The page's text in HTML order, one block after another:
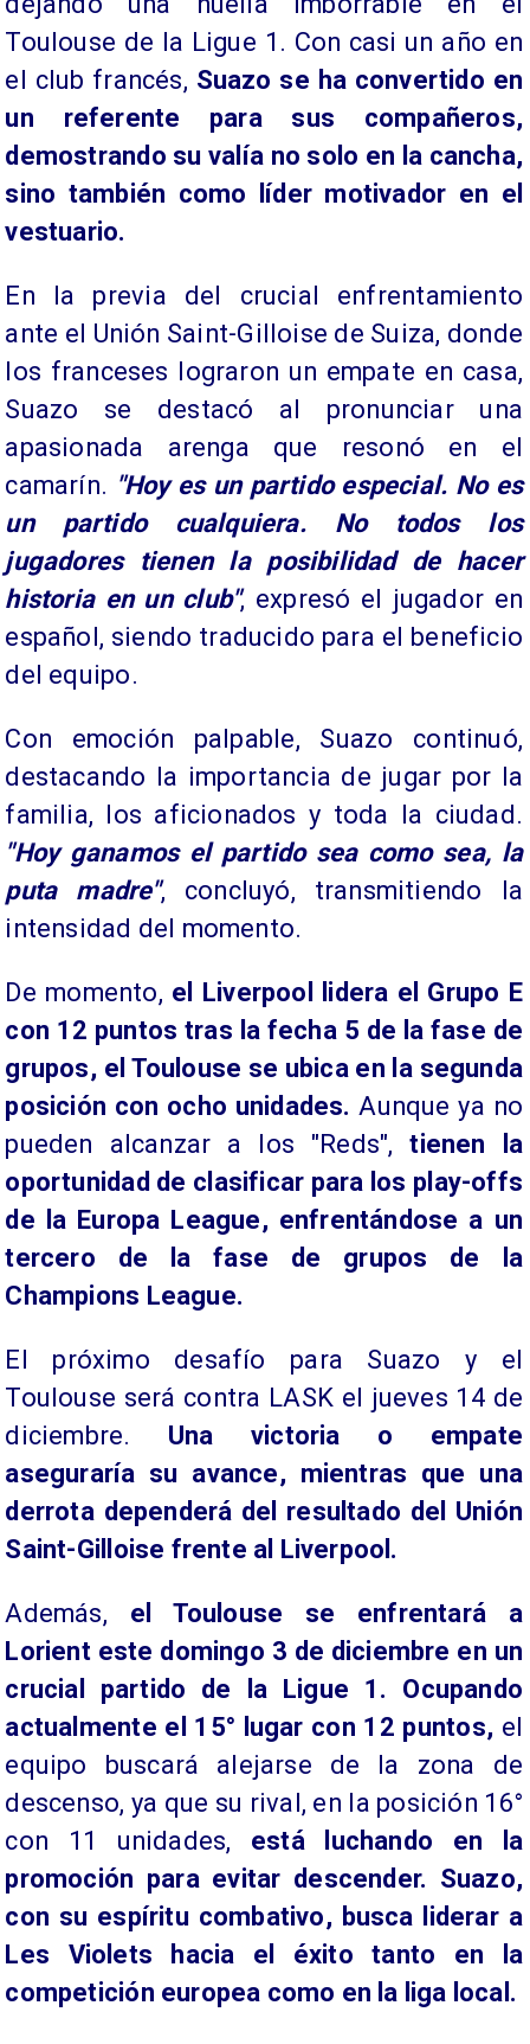
Toulouse de la Ligue 1. Con casi un año en
el club francés, Suazo se ha convertido en
un referente para sus compañeros,
demostrando su valía no solo en la cancha,
sino también como líder motivador en el
vestuario.
En la previa del crucial enfrentamiento
ante el Unión Saint-Gilloise de Suiza, donde
los franceses lograron un empate en casa,
Suazo se destacó al pronunciar una
apasionada arenga que resonó en el
camarín. "Hoy es un partido especial. No es
un partido cualquiera. No todos los
jugadores tienen la posibilidad de hacer
historia en un club", expresó el jugador en
español, siendo traducido para el beneficio
del equipo.
Con emoción palpable, Suazo continuó,
destacando la importancia de jugar por la
familia, los aficionados y toda la ciudad.
"Hoy ganamos el partido sea como sea, la
puta madre", concluyó, transmitiendo la
intensidad del momento.
De momento, el Liverpool lidera el Grupo E
con 12 puntos tras la fecha 5 de la fase de
grupos, el Toulouse se ubica en la segunda
posición con ocho unidades. Aunque ya no
pueden alcanzar a los "Reds",tienen la
oportunidad de clasificar para los play-offs
de la Europa League, enfrentándose a un
tercero de la fase de grupos de la
Champions League.
El próximo desafío para Suazo y el
Toulouse será contra LASK el jueves 14 de
diciembre.
Una victoria o empate
aseguraría su avance, mientras que una
derrota dependerá del resultado del Unión
Saint-Gilloise frente al Liverpool.
Además, el Toulouse se enfrentará a
Lorient este domingo 3 de diciembre en un
crucial partido de la Ligue 1. Ocupando
actualmente el 15° lugar con 12 puntos, el
equipo buscará alejarse de la zona de
descenso, ya que su rival, en la posición 16°
con 11 unidades, está luchando en la
promoción para evitar descender. Suazo,
con su espíritu combativo, busca liderar a
Les Violets hacia el éxito tanto en la
competición europea como en la liga local.